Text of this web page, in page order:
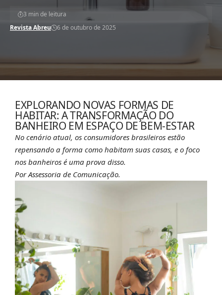
Revista Abreu 6 de outubro de 2025
3 min de leitura
EXPLORANDO NOVAS FORMAS DE
HABITAR: A TRANSFORMAÇÃO DO
BANHEIRO EM ESPAÇO DE BEM-ESTAR
No cenário atual, os consumidores brasileiros estão
repensando a forma como habitam suas casas, e o foco
nos banheiros é uma prova disso.
Por Assessoria de Comunicação.